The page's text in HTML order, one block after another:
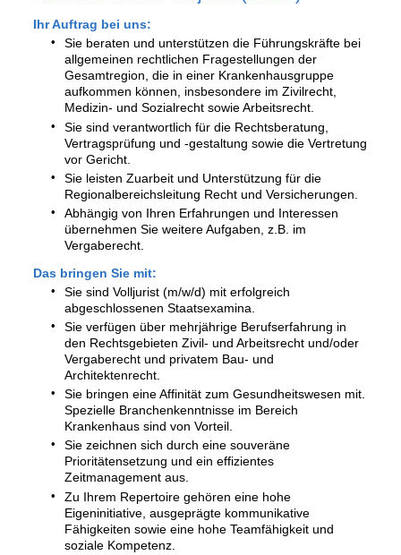
Ihr Auftrag bei uns:
Sie beraten und unterstützen die Führungskräfte bei
allgemeinen rechtlichen Fragestellungen der
Gesamtregion, die in einer Krankenhausgruppe
aufkommen können, insbesondere im Zivilrecht,
Medizin- und Sozialrecht sowie Arbeitsrecht.
Sie sind verantwortlich für die Rechtsberatung,
Vertragsprüfung und -gestaltung sowie die Vertretung
vor Gericht.
Sie leisten Zuarbeit und Unterstützung für die
Regionalbereichsleitung Recht und Versicherungen.
Abhängig von Ihren Erfahrungen und Interessen
übernehmen Sie weitere Aufgaben, z.B. im
Vergaberecht.
Das bringen Sie mit:
Sie sind Volljurist (m/w/d) mit erfolgreich
abgeschlossenen Staatsexamina.
Sie verfügen über mehrjährige Berufserfahrung in
den Rechtsgebieten Zivil- und Arbeitsrecht und/oder
Vergaberecht und privatem Bau- und
Architektenrecht.
Sie bringen eine Affinität zum Gesundheitswesen mit.
Spezielle Branchenkenntnisse im Bereich
Krankenhaus sind von Vorteil.
Sie zeichnen sich durch eine souveräne
Prioritätensetzung und ein effizientes
Zeitmanagement aus.
Zu Ihrem Repertoire gehören eine hohe
Eigeninitiative, ausgeprägte kommunikative
Fähigkeiten sowie eine hohe Teamfähigkeit und
soziale Kompetenz.